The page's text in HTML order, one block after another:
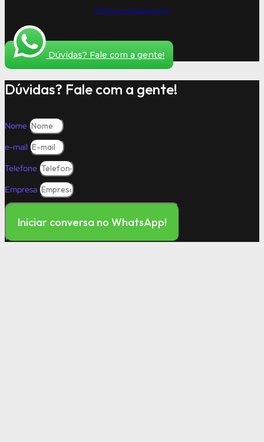
Política Antissuborno
Dúvidas? Fale com a gente!
Dúvidas? Fale com a gente!
Nome
e-mail
Telefone
Empresa
Iniciar conversa no WhatsApp!